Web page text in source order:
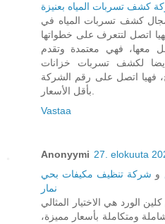
كشف تسربات المياه بعنيزة
كشف تسربات المياه في
اتصل لتتعرف على خطواتها
معها، فهي معتمدة وتقدم
لكشف تسربات خزانات
فهيا اتصل على رقم الشركة
بأقل الأسعار.
Vastaa
Anonyymi 27. elokuuta
و شركة تنظيف مكيفات بحي
نمار
الورد هي الاختيار المثالي
ومتكاملة بأسعار مميزة،